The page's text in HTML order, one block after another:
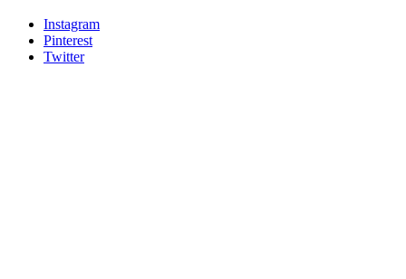
Instagram
Pinterest
Twitter